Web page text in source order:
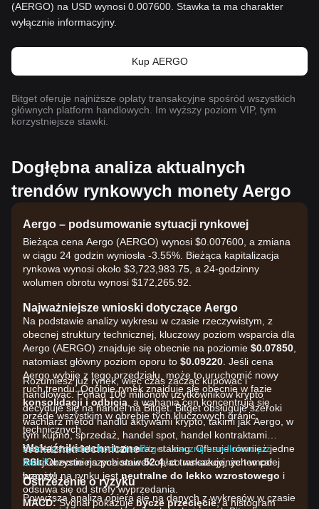
(AERGO) na USD wynosi 0.007600. Stawka ta ma charakter
wyłącznie informacyjny.
Kup AERGO
Bitget oferuje najniższe opłaty transakcyjne spośród wszystkich
głównych platform handlowych. Im wyższy poziom VIP, tym
korzystniejsze stawki.
Dogłębna analiza aktualnych
trendów rynkowych monety Aergo
Aergo – podsumowanie sytuacji rynkowej
Bieżąca cena Aergo (AERGO) wynosi $0.007600, a zmiana
w ciągu 24 godzin wyniosła -3.55%. Bieżąca kapitalizacja
rynkowa wynosi około $3,723,983.75, a 24-godzinny
wolumen obrotu wynosi $172,265.92.
Najważniejsze wnioski dotyczące Aergo
Na podstawie analizy wykresu w czasie rzeczywistym, z
obecnej struktury technicznej, kluczowy poziom wsparcia dla
Aergo (AERGO) znajduje się obecnie na poziomie $0.07850
natomiast główny poziom oporu to $0.09220 . Jeśli cena
Aergo wybije z tego przedziału, może to uruchomić nowy
ruch trendu. Ogólnie rynek znajduje się obecnie w fazie
konsolidacji i odbicia , a wahania cen koncentrują się
przede wszystkim w obrębie tych kluczowych granic
technicznych.
Wskaźniki techniczne
RSI:Obecnie na poziomie52.4, co wskazuje, że tempo
wzrostu na rynku jest neutralne do lekko wzrostowego i
odsuwa się od strefy wyprzedania.
MACD:Sygnał pokazuje bycze przecięcie, a histogram
Rozumiesz już rynek, więc czas zacząć kupować i
handlować. Ponad 100 milionów użytkowników krypto
decyduje się na handel na Bitget. Bitget obsługuje szeroki
wachlarz metod handlu aktywami krypto, takimi jak Aergo, w
tym kupno, sprzedaż, handel spot, handel kontraktami
futures, handel on-chain oraz staking. Oferuje również jedne
z najkorzystniejszych stawek opłat transakcyjnych w całej
branży!
Załóż bezpłatne konto na Bitget i zacznij handlować już
teraz!
Ostrzeżenie o ryzyku
Powyższa analiza opiera się na danych z wykresów w czasie